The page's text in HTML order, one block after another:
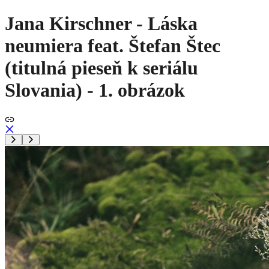
Jana Kirschner - Láska
neumiera feat. Štefan Štec
(titulná pieseň k seriálu
Slovania) - 1. obrázok